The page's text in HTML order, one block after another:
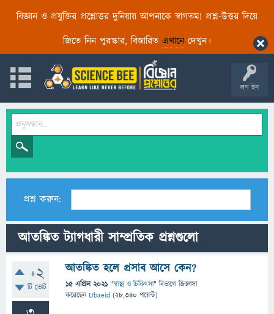
বিজ্ঞান ও প্রযুক্তির প্রশ্নোত্তর দুনিয়ায় আপনাকে স্বাগতম! প্রশ্ন-উত্তর দিয়ে
জিতে নিন পুরস্কার, বিস্তারিত এখানেদেখুন।
লগ ইন
প্রশ্ন করুন:
আতঙ্কিত ট্যাগধারী সাম্প্রতিক প্রশ্নগুলো
+2
টি ভোট
আতঙ্কিত হলে প্রসাব আসে কেন?
15 এপ্রিল 2021 "স্বাস্থ্য ও চিকিৎসা" বিভাগে জিজ্ঞাসা
করেছেনUbaeid (28,340 পয়েন্ট)